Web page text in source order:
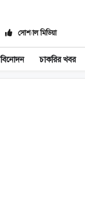
সোশ্যাল মিডিয়া
বিনোদন চাকরির খবর